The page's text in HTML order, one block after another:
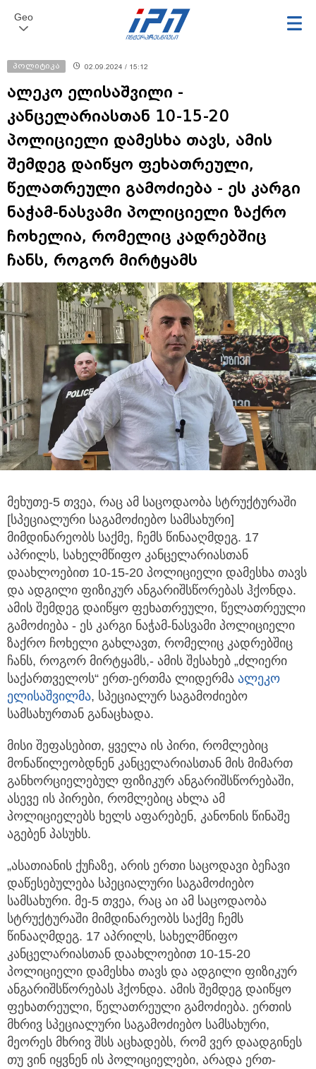
Geo
პოლიტიკა 02.09.2024 / 15:12
ალეკო ელისაშვილი -
კანცელარიასთან 10-15-20
პოლიციელი დამესხა თავს, ამის
შემდეგ დაიწყო ფეხათრეული,
წელათრეული გამოძიება - ეს კარგი
ნაჭამ-ნასვამი პოლიციელი ზაქრო
ჩოხელია, რომელიც კადრებშიც
ჩანს, როგორ მირტყამს
მეხუთე-5 თვეა, რაც ამ საცოდაობა სტრუქტურაში
[სპეციალური საგამოძიებო სამსახური]
მიმდინარეობს საქმე, ჩემს წინააღმდეგ. 17
აპრილს, სახელმწიფო კანცელარიასთან
დაახლოებით 10-15-20 პოლიციელი დამესხა თავს
და ადგილი ფიზიკურ ანგარიშსწორებას ჰქონდა.
ამის შემდეგ დაიწყო ფეხათრეული, წელათრეული
გამოძიება - ეს კარგი ნაჭამ-ნასვამი პოლიციელი
ზაქრო ჩოხელი გახლავთ, რომელიც კადრებშიც
ჩანს, როგორ მირტყამს,- ამის შესახებ „ძლიერი
საქართველოს“ ერთ-ერთმა ლიდერმა ალეკო
ელისაშვილმა, სპეციალურ საგამოძიებო
სამსახურთან განაცხადა.
მისი შეფასებით, ყველა ის პირი, რომლებიც
მონაწილეობდნენ კანცელარიასთან მის მიმართ
განხორციელებულ ფიზიკურ ანგარიშსწორებაში,
ასევე ის პირები, რომლებიც ახლა ამ
პოლიციელებს ხელს აფარებენ, კანონის წინაშე
აგებენ პასუხს.
„ასათიანის ქუჩაზე, არის ერთი საცოდავი ბეჩავი
დაწესებულება სპეციალური საგამოძიებო
სამსახური. მე-5 თვეა, რაც აი ამ საცოდაობა
სტრუქტურაში მიმდინარეობს საქმე ჩემს
წინააღმდეგ. 17 აპრილს, სახელმწიფო
კანცელარიასთან დაახლოებით 10-15-20
პოლიციელი დამესხა თავს და ადგილი ფიზიკურ
ანგარიშსწორებას ჰქონდა. ამის შემდეგ დაიწყო
ფეხათრეული, წელათრეული გამოძიება. ერთის
მხრივ სპეციალური საგამოძიებო სამსახური,
მეორეს მხრივ შსს აცხადებს, რომ ვერ დაადგინეს
თუ ვინ იყვნენ ის პოლიციელები, არადა ერთ-